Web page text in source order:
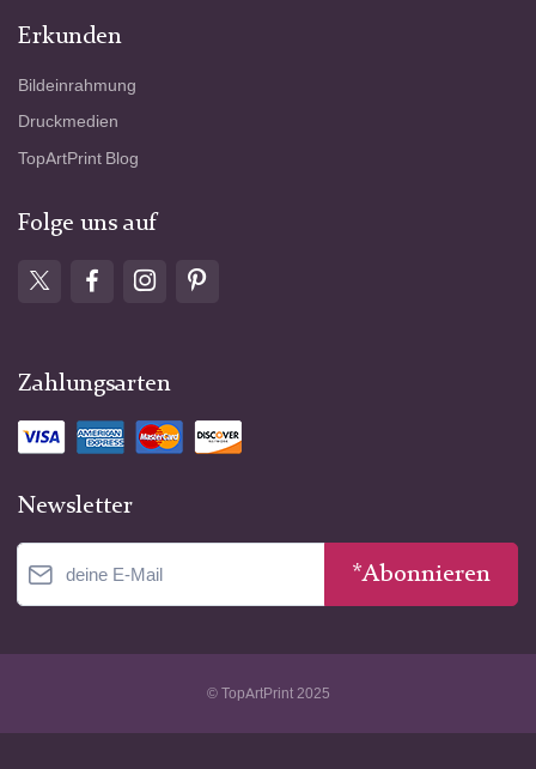
Erkunden
Bildeinrahmung
Druckmedien
TopArtPrint Blog
Folge uns auf
Zahlungsarten
Newsletter
*Abonnieren
© TopArtPrint 2025